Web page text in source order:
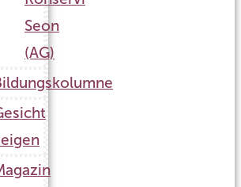
Seon
(AG)